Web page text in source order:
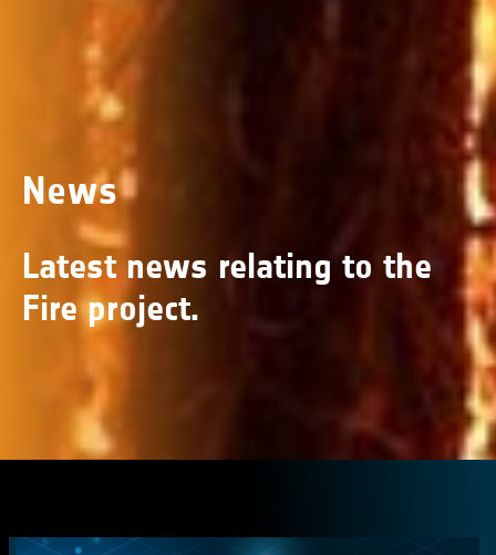
News
Latest news relating to the
Fire project.